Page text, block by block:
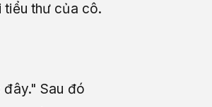
tiểu thư của cô.
đây." Sau đó